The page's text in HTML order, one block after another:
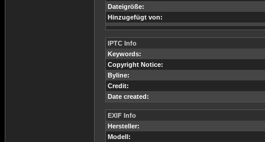
Dateigröße:
Hinzugefügt von:
IPTC Info
Keywords:
Copyright Notice:
Byline:
Credit:
Date created:
EXIF Info
Hersteller:
Modell: